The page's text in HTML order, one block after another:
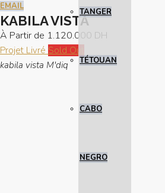
TANGER
TÉTOUAN
CABO
NEGRO
EMAIL
KABILA VISTA
À Partir de 1.120.000 DH
Projet Livré Sold Out
kabila vista M'diq